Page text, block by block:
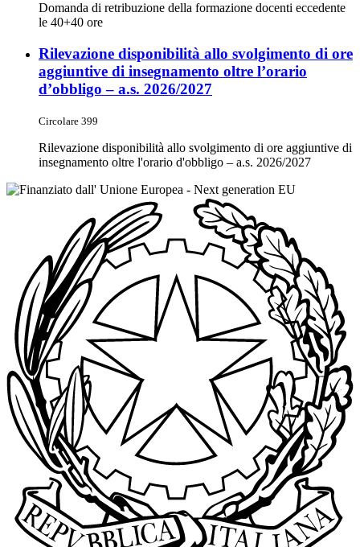
Domanda di retribuzione della formazione docenti eccedente
le 40+40 ore
Rilevazione disponibilità allo svolgimento di ore
aggiuntive di insegnamento oltre l’orario
d’obbligo – a.s. 2026/2027
Circolare 399
Rilevazione disponibilità allo svolgimento di ore aggiuntive di
insegnamento oltre l'orario d'obbligo – a.s. 2026/2027